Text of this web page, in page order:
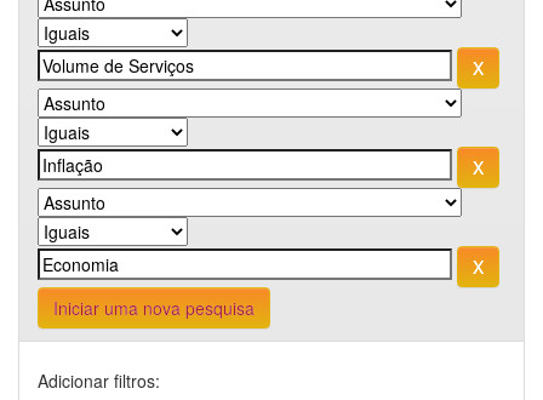
Iniciar uma nova pesquisa
Adicionar filtros: